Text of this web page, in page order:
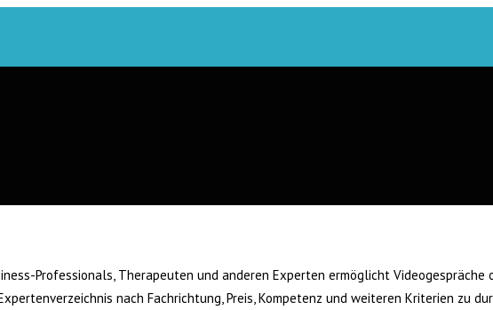
Professionals, Therapeuten und anderen Experten ermöglicht
nach Fachrichtung, Preis, Kompetenz und weiteren Kriterien zu